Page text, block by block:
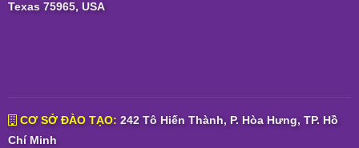
Texas 75965, USA
CƠ SỞ ĐÀO TẠO: 242 Tô Hiến Thành, P. Hòa Hưng, TP. Hồ
Chí Minh